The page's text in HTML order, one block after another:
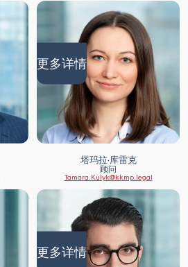
更多详情
塔玛拉·库雷克
顾问
Tamara.Kulyk@kkmp.legal
更多详情